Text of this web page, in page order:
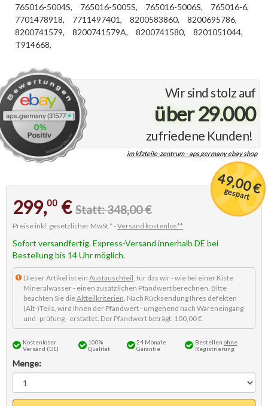
Wir sind stolz auf
über 29.000
zufriedene Kunden!
im kfzteile-zentrum - aps.germany ebay shop
765016-5004S,
765016-5005S, 765016-5006S,
765016-6,
7701478918,
7711497401, 8200583860,
8200695786,
8200741579,
8200741579A, 8200741580,
8201051044,
T914668,
49,00 €
gespart
299,00 € Statt: 348,00 €
Preise inkl. gesetzlicher MwSt.* -Versand kostenlos**
Sofort versandfertig. Express-Versand innerhalb DE bei
Bestellung bis 14 Uhr möglich.
Dieser Artikel ist ein Austauschteil, für das wir - wie bei einer Kiste
Mineralwasser - einen zusätzlichen Pfandwert berechnen. Bitte
beachten Sie dieAltteilkriterien. Nach Rücksendung Ihres defekten
(Alt-)Teils, wird Ihnen der Pfandwert - umgehend nach Wareneingang
und -prüfung - erstattet. Der Pfandwert beträgt: 100,00 €
Kostenloser
Versand (DE)
100%
Qualität
24 Monate
Garantie
Bestellen ohne
Registrierung
Menge: